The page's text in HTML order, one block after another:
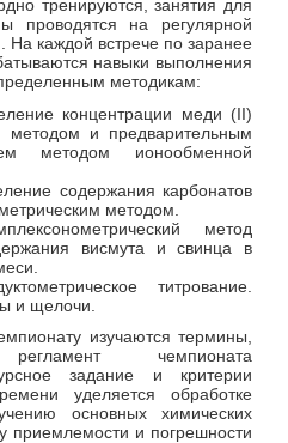
тренируются, занятия для
проводятся на регулярной
На каждой встрече по заранее
навыки выполнения
методикам:
концентрации меди (II)
методом и предварительным
методом ионообменной
содержания карбонатов
методом.
метод
висмута и свинца в
титрование.
и щелочи.
изучаются термины,
чемпионата
задание и критерии
уделяется обработке
основных химических
приемлемости и погрешности